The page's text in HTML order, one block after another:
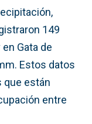
149
Gata de
Estos datos
que están
entre